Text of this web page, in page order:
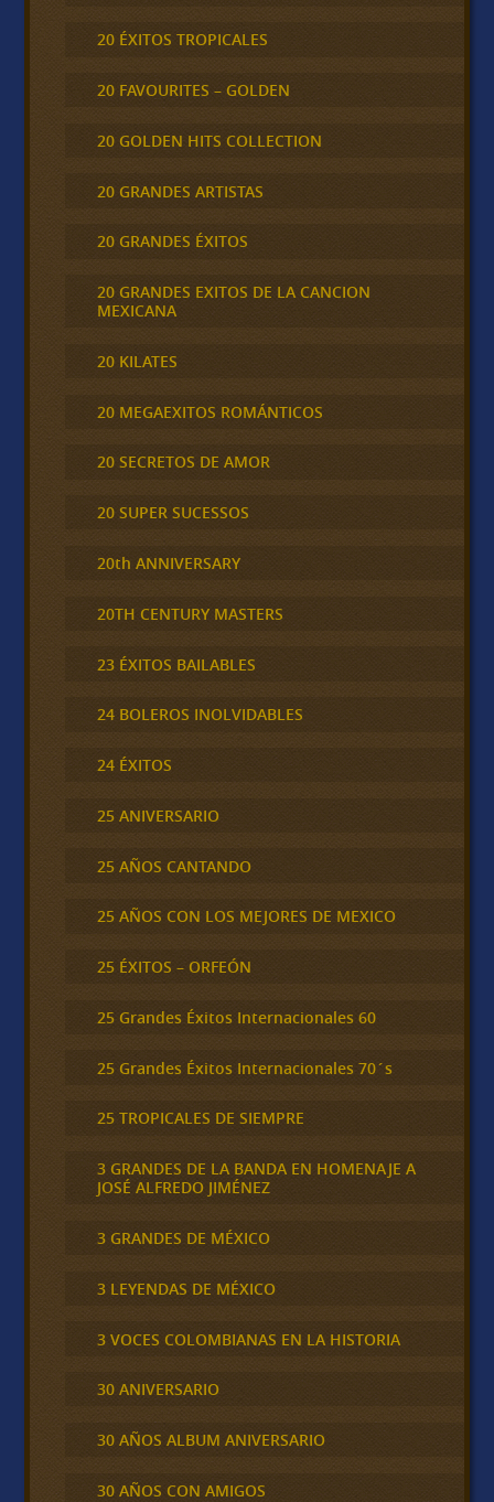
20 ÉXITOS TROPICALES
20 FAVOURITES – GOLDEN
20 GOLDEN HITS COLLECTION
20 GRANDES ARTISTAS
20 GRANDES ÉXITOS
20 GRANDES EXITOS DE LA CANCION
MEXICANA
20 KILATES
20 MEGAEXITOS ROMÁNTICOS
20 SECRETOS DE AMOR
20 SUPER SUCESSOS
20th ANNIVERSARY
20TH CENTURY MASTERS
23 ÉXITOS BAILABLES
24 BOLEROS INOLVIDABLES
24 ÉXITOS
25 ANIVERSARIO
25 AÑOS CANTANDO
25 AÑOS CON LOS MEJORES DE MEXICO
25 ÉXITOS – ORFEÓN
25 Grandes Éxitos Internacionales 60
25 Grandes Éxitos Internacionales 70´s
25 TROPICALES DE SIEMPRE
3 GRANDES DE LA BANDA EN HOMENAJE A
JOSÉ ALFREDO JIMÉNEZ
3 GRANDES DE MÉXICO
3 LEYENDAS DE MÉXICO
3 VOCES COLOMBIANAS EN LA HISTORIA
30 ANIVERSARIO
30 AÑOS ALBUM ANIVERSARIO
30 AÑOS CON AMIGOS